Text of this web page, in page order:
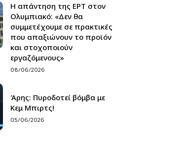
Η απάντηση της ΕΡΤ στον
Ολυμπιακό: «Δεν θα
συμμετέχουμε σε πρακτικές
που απαξιώνουν το προϊόν
και στοχοποιούν
εργαζόμενους»
08/06/2026
Άρης: Πυροδοτεί βόμβα με
Κεμ Μπιρτς!
05/06/2026